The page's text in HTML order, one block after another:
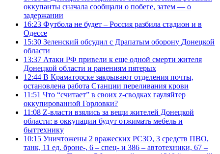
оккупанты сначала сообщали о побеге, затем — о
задержании
16:23 Футбола не будет – Россия разбила стадион и в
Одессе
15:30 Зеленский обсудил с Драпатым оборону Донецкой
области
13:37 Атаки РФ привели к еще одной смерти жителя
Донецкой области и ранениям пятерых
12:44 В Краматорске закрывают отделения почты,
остановлена работа Станции переливания крови
11:51 Что “считает” в своих z-сводках гауляйтер
оккупированной Горловки?
11:08 Z-власти взялись за вещи жителей Донецкой
области: в оккупации будут отжимать мебель и
быттехнику
10:15 Уничтожены 2 вражеских РСЗО, 3 средств ПВО,
танк, 11 ед. броне-, 6 – спец- и 386 – автотехники, 67 –